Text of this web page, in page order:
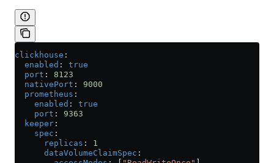
clickhouse :
  enabled
: true
  port
: 8123
  nativePort
: 9000
  prometheus
:
    enabled
: true
    port
: 9363
  keeper
:
    spec
:
      replicas
: 1
      dataVolumeClaimSpec
: